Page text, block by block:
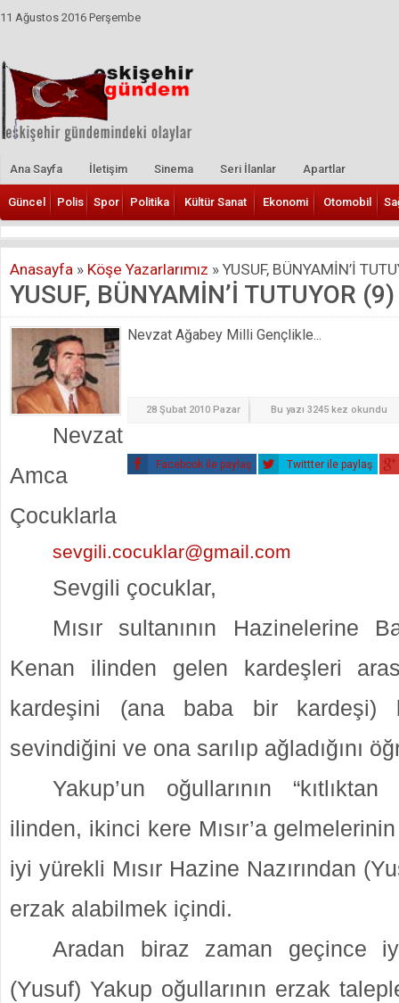
11 Ağustos 2016 Perşembe
Ana Sayfa İletişim Sinema Seri İlanlar Apartlar
Güncel Polis Spor Politika Kültür Sanat Ekonomi Otomobil
Anasayfa » Köşe Yazarlarımız » YUSUF, BÜNYAMİN’İ
YUSUF, BÜNYAMİN’İ TUTUYOR (9)
Nevzat Ağabey Milli Gençlikle...
28 Şubat 2010 Pazar Bu yazı 3245 kez okundu
Facebook ile paylaş Twittter ile paylaş
Nevzat
Amca
Çocuklarla
sevgili.cocuklar@gmail.com
Sevgili çocuklar,
Mısır sultanının Hazinelerine
Kenan ilinden gelen kardeşleri
kardeşini (ana baba bir kardeşi)
sevindiğini ve ona sarılıp ağladığını
Yakup’un oğullarının “kıtlıktan
ilinden, ikinci kere Mısır’a
iyi yürekli Mısır Hazine Nazırından
erzak alabilmek içindi.
Aradan biraz zaman geçince
(Yusuf) Yakup oğullarının erzak